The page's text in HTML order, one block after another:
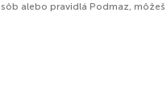
alebo pravidlá Podmaz, môžeš